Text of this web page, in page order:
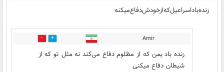
زنده‌باد‌اسراعیل‌که‌از‌خودش‌دفاع‌میکنه‌
Amir
0
زنده باد یمن که از مظلوم دفاع می‌کند نه مثل تو که از
شیطان دفاع میکنی